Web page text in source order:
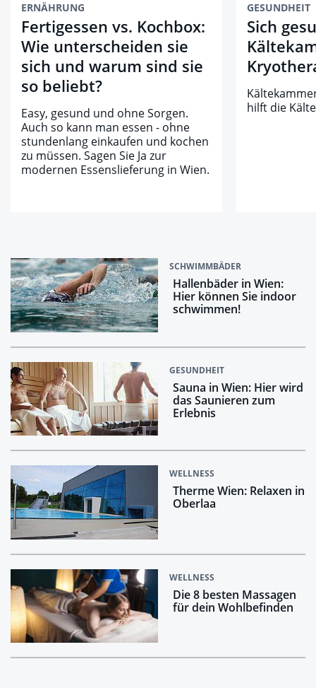
ERNÄHRUNG
Fertigessen vs. Kochbox:
Wie unterscheiden sie
sich und warum sind sie
so beliebt?
Easy, gesund und ohne Sorgen.
Auch so kann man essen - ohne
stundenlang einkaufen und kochen
zu müssen. Sagen Sie Ja zur
modernen Essenslieferung in Wien.
GESUNDHEIT
Sich
hilft die
SCHWIMMBÄDER
Hallenbäder in Wien:
Hier können Sie indoor
schwimmen!
GESUNDHEIT
Sauna in Wien: Hier wird
das Saunieren zum
Erlebnis
WELLNESS
Therme Wien: Relaxen in
Oberlaa
WELLNESS
Die 8 besten Massagen
für dein Wohlbefinden